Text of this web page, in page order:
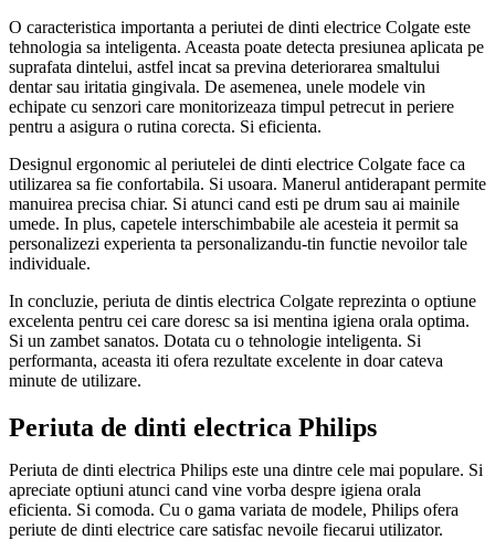
O caracteristica importanta a periutei de dinti electrice Colgate este
tehnologia sa inteligenta. Aceasta poate detecta presiunea aplicata pe
suprafata dintelui, astfel incat sa previna deteriorarea smaltului
dentar sau iritatia gingivala. De asemenea, unele modele vin
echipate cu senzori care monitorizeaza timpul petrecut in periere
pentru a asigura o rutina corecta. Si eficienta.
Designul ergonomic al periutelei de dinti electrice Colgate face ca
utilizarea sa fie confortabila. Si usoara. Manerul antiderapant permite
manuirea precisa chiar. Si atunci cand esti pe drum sau ai mainile
umede. In plus, capetele interschimbabile ale acesteia it permit sa
personalizezi experienta ta personalizandu-tin functie nevoilor tale
individuale.
In concluzie, periuta de dintis electrica Colgate reprezinta o optiune
excelenta pentru cei care doresc sa isi mentina igiena orala optima.
Si un zambet sanatos. Dotata cu o tehnologie inteligenta. Si
performanta, aceasta iti ofera rezultate excelente in doar cateva
minute de utilizare.
Periuta de dinti electrica Philips
Periuta de dinti electrica Philips este una dintre cele mai populare. Si
apreciate optiuni atunci cand vine vorba despre igiena orala
eficienta. Si comoda. Cu o gama variata de modele, Philips ofera
periute de dinti electrice care satisfac nevoile fiecarui utilizator.